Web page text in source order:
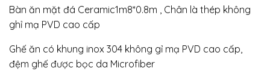
Bàn ăn mặt đá Ceramic1m8*0.8m , Chân là thép không
ghỉ mạ PVD cao cấp
Ghế ăn có khung inox 304 không gỉ mạ PVD cao cấp,
đệm ghế được bọc da Microfiber